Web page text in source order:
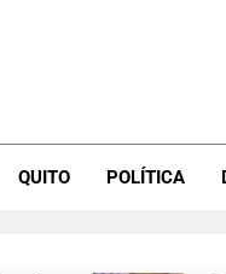
QUITO POLÍTICA